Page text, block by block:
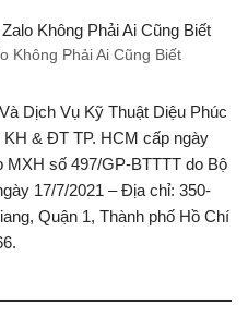
Không Phải Ai Cũng Biết
Dịch Vụ Kỹ Thuật Diệu Phúc
& ĐT TP. HCM cấp ngày
MXH số 497/GP-BTTTT do Bộ
17/7/2021 – Địa chỉ: 350-
Quận 1, Thành phố Hồ Chí